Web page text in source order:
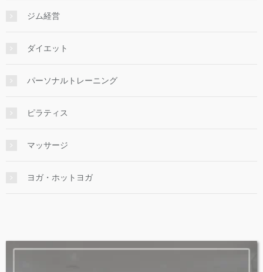
ジム経営
ダイエット
パーソナルトレーニング
ピラティス
マッサージ
ヨガ・ホットヨガ